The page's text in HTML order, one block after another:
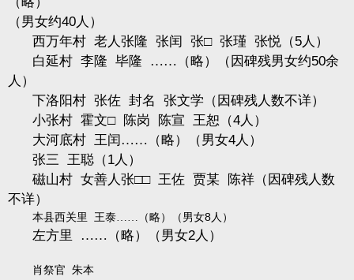
（男女约40人 ）
西万年村 老人张隆 张闰 张□ 张瑾 张悦（5人）
白延村 李隆 毕隆 ……（略）（ 因碑残男女约50余
人）
下洛阳村 张佐 封名
张文学（因碑残人数不详）
小张村 霍文□ 陈岗 陈宣 王恕（4人）
大河底村 王闰……（略）（男女4人）
张三 王聪（1人）
磁山村 女善人张□□ 王佐 贾某
陈祥（因碑残人数
不详）
本县西关里 王泰……（略）（男女8人）
左方里 ……（略）（男女2人）
肖祭官 朱本